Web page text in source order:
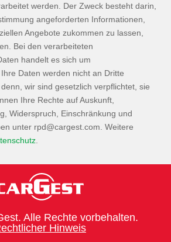
werden. Der Zweck besteht darin,
angeforderten Informationen,
Angebote zukommen zu lassen,
Bei den verarbeiteten
handelt es sich um
Daten werden nicht an Dritte
wir sind gesetzlich verpflichtet, sie
Ihre Rechte auf Auskunft,
Widerspruch, Einschränkung und
unter
. Weitere
Alle Rechte vorbehalten.
Hinweis